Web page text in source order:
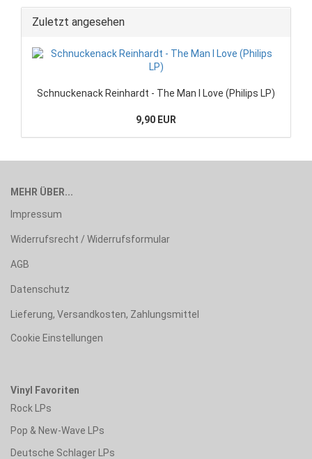
Zuletzt angesehen
Schnuckenack Reinhardt - The Man I Love (Philips LP)
9,90 EUR
MEHR ÜBER...
Impressum
Widerrufsrecht / Widerrufsformular
AGB
Datenschutz
Lieferung, Versandkosten, Zahlungsmittel
Cookie Einstellungen
Vinyl Favoriten
Rock LPs
Pop & New-Wave LPs
Deutsche Schlager LPs